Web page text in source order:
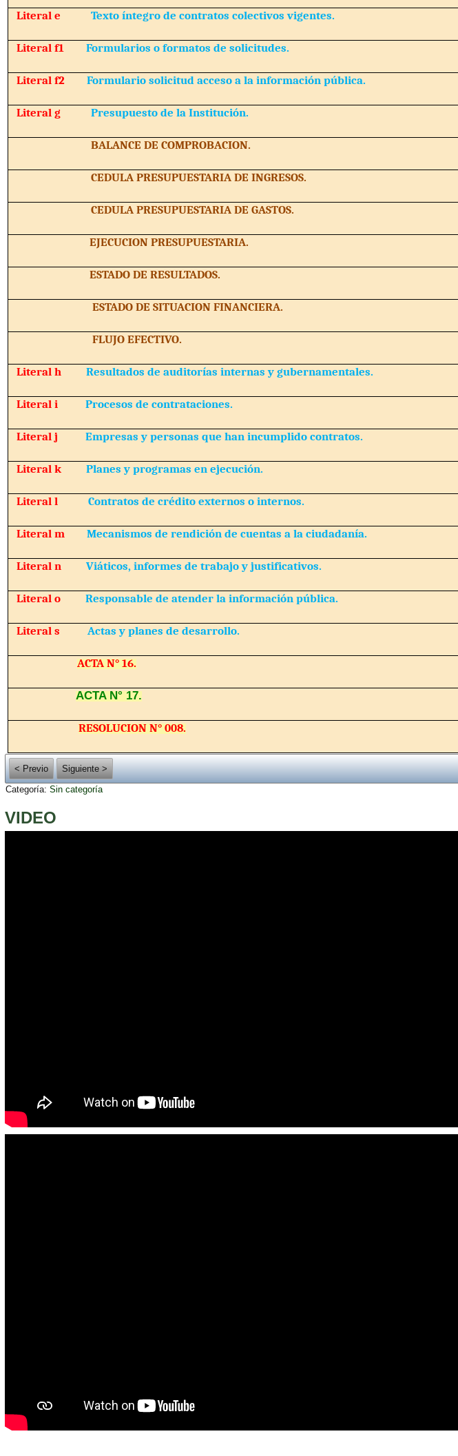
Literal eTexto íntegro de contratos colectivos vigentes.
Literal f1Formularios o formatos de solicitudes.
Literal f2Formulario solicitud acceso a la información pública.
Literal gPresupuesto de la Institución.
BALANCE DE COMPROBACION.
CEDULA PRESUPUESTARIA DE INGRESOS.
CEDULA PRESUPUESTARIA DE GASTOS.
EJECUCION PRESUPUESTARIA.
ESTADO DE RESULTADOS.
ESTADO DE SITUACION FINANCIERA.
FLUJO EFECTIVO.
Literal hResultados de auditorías internas y gubernamentales.
Literal iProcesos de contrataciones.
Literal jEmpresas y personas que han incumplido contratos.
Literal kPlanes y programas en ejecución.
Literal lContratos de crédito externos o internos.
Literal mMecanismos de rendición de cuentas a la ciudadanía.
Literal nViáticos, informes de trabajo y justificativos.
Literal oResponsable de atender la información pública.
Literal sActas y planes de desarrollo.
ACTA N° 16.
ACTA N° 17.
RESOLUCION N° 008.
< Previo
Siguiente >
Categoría: Sin categoría
VIDEO